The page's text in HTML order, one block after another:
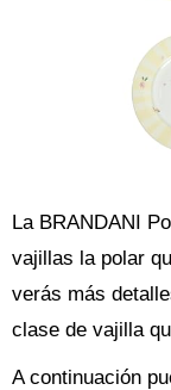
La BRANDANI
vajillas la polar
verás más
clase de vajilla
A continuación